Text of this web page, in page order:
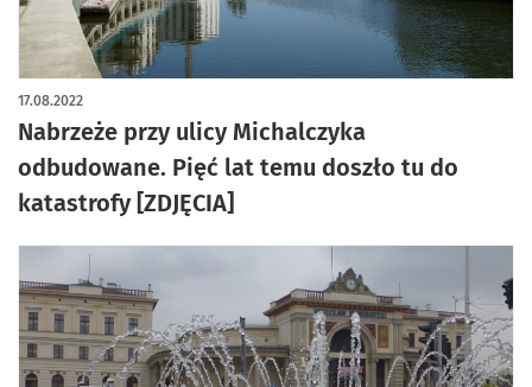
Nabrzeże przy ulicy Michalczyka
odbudowane. Pięć lat temu doszło tu do
katastrofy [ZDJĘCIA]
17.08.2022
artykuł z galerią zdjęć